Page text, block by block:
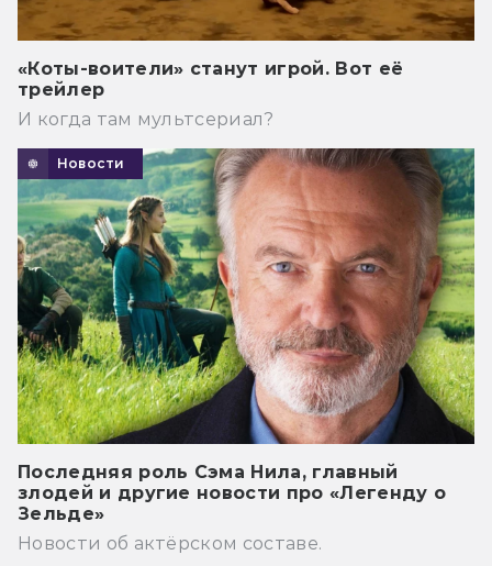
«Коты-воители» станут игрой. Вот её
трейлер
И когда там мультсериал?
Новости
Последняя роль Сэма Нила, главный
злодей и другие новости про «Легенду о
Зельде»
Новости об актёрском составе.